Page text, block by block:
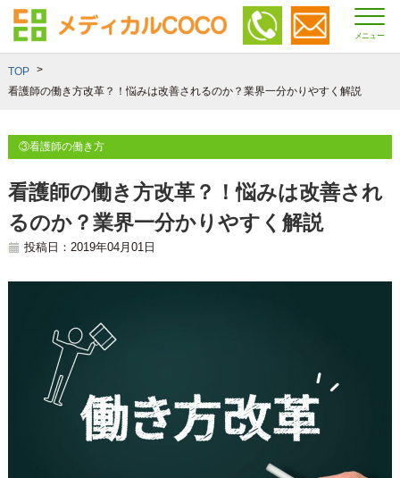
メニュー
TOP
看護師の働き方改革？！悩みは改善されるのか？業界一分かりやすく解説
③看護師の働き方
看護師の働き方改革？！悩みは改善され
るのか？業界一分かりやすく解説
投稿日：2019年04月01日